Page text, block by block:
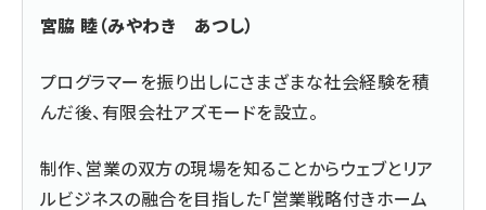
宮脇 睦（みやわき あつし）
プログラマーを振り出しにさまざまな社会経験を積
んだ後、有限会社アズモードを設立。
制作、営業の双方の現場を知ることからウェブとリア
ルビジネスの融合を目指した「営業戦略付きホーム